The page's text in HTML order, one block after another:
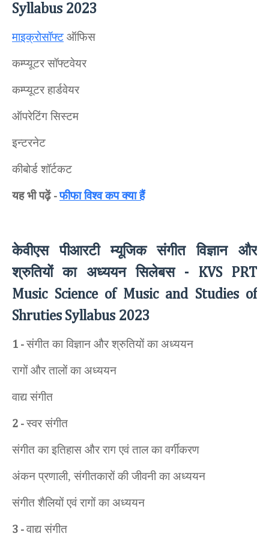
Syllabus 2023
माइक्रोसॉफ्ट ऑफिस
कम्प्यूटर सॉफ्टवेयर
कम्प्यूटर हार्डवेयर
ऑपरेटिंग सिस्टम
इन्टरनेट
कीबोर्ड शॉर्टकट
यह भी पढ़ें -फीफा विश्व कप क्या हैं
केवीएस पीआरटी म्यूजिक संगीत विज्ञान और
श्रुतियों का अध्ययन सिलेबस - KVS PRT
Music Science of Music and Studies of
Shruties Syllabus 2023
1 - संगीत का विज्ञान और श्रुतियों का अध्ययन
रागों और तालों का अध्ययन
वाद्य संगीत
2 - स्वर संगीत
संगीत का इतिहास और राग एवं ताल का वर्गीकरण
अंकन प्रणाली, संगीतकारों की जीवनी का अध्ययन
संगीत शैलियों एवं रागों का अध्ययन
3 - वाद्य संगीत